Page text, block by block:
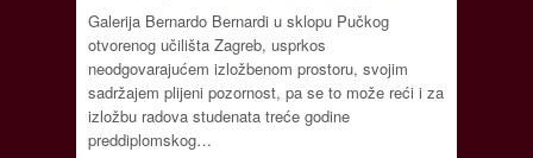
Galerija Bernardo Bernardi u sklopu Pučkog
otvorenog učilišta Zagreb, usprkos
neodgovarajućem izložbenom prostoru, svojim
sadržajem plijeni pozornost, pa se to može reći i za
izložbu radova studenata treće godine
preddiplomskog…